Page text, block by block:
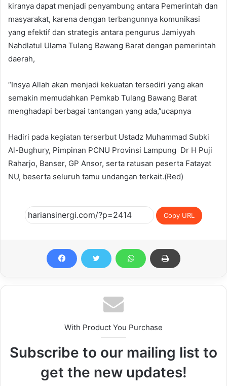
kiranya dapat menjadi penyambung antara Pemerintah dan
masyarakat, karena dengan terbangunnya komunikasi
yang efektif dan strategis antara pengurus Jamiyyah
Nahdlatul Ulama Tulang Bawang Barat dengan pemerintah
daerah,
“Insya Allah akan menjadi kekuatan tersediri yang akan
semakin memudahkan Pemkab Tulang Bawang Barat
menghadapi berbagai tantangan yang ada,”ucapnya
Hadiri pada kegiatan terserbut Ustadz Muhammad Subki
Al-Bughury, Pimpinan PCNU Provinsi Lampung Dr H Puji
Raharjo, Banser, GP Ansor, serta ratusan peserta Fatayat
NU, beserta seluruh tamu undangan terkait.(Red)
Copy URL
With Product You Purchase
Subscribe to our mailing list to
get the new updates!